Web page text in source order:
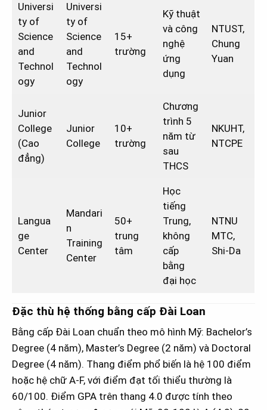
Universi
ty of
Science
and
Technol
ogy
Universi
ty of
Science
and
Technol
ogy
15+
trường
Kỹ thuật
và công
nghệ
ứng
dụng
NTUST,
Chung
Yuan
Junior
College
(Cao
đẳng)
Junior
College
10+
trường
Chương
trình 5
năm từ
sau
THCS
NKUHT,
NTCPE
Langua
ge
Center
Mandari
n
Training
Center
50+
trung
tâm
Học
tiếng
Trung,
không
cấp
bằng
đại học
NTNU
MTC,
Shi-Da
Đặc thù hệ thống bằng cấp Đài Loan
Bằng cấp Đài Loan chuẩn theo mô hình Mỹ: Bachelor’s
Degree (4 năm), Master’s Degree (2 năm) và Doctoral
Degree (4 năm). Thang điểm phổ biến là hệ 100 điểm
hoặc hệ chữ A-F, với điểm đạt tối thiểu thường là
60/100. Điểm GPA trên thang 4.0 được tính theo